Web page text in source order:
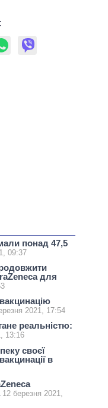
понад 47,5
09:37
для
2021, 17:54
реальністю:
13:16
своєї
в
12 березня 2021,